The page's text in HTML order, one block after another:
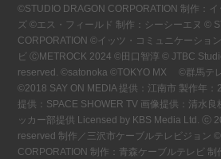
©STUDIO DRAGON CORPORATION 制作：
ズ ©エス・フィールド 制作：シーシーエヌ ©
CORPORATION ©イッツ・コミュニケーショ
ビ ⒸMETROCK 2024 ©田口智淳 © JTBC
reserved. ©satonoka ©TOKYO MX ©群馬テ
©2018 SAY ON MEDIA 提供：江南市 製作年
提供：SPACE SHOWER TV 画像提供：清水
ッカー部提供 Licensed by KBS Media Ltd. ⓒ
reserved 制作／三沢市ケーブルテレビジョン
CORPORATION 制作：青森ケーブルテレビ